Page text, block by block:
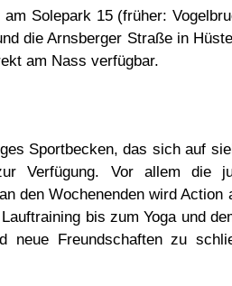
Solepark 15 (früher:
die Arnsberger Straße in
am Nass verfügbar.
Sportbecken, das sich auf
Verfügung. Vor allem die
den Wochenenden wird
bis zum Yoga und
Freundschaften zu